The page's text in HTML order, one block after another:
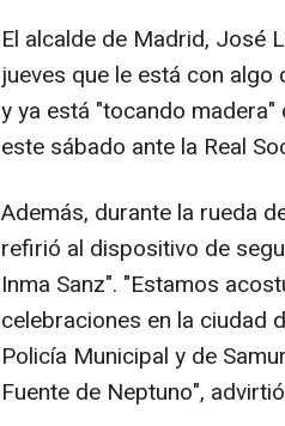
El alcalde de Madrid, José
jueves que le está con
y ya está "tocando
este sábado ante la Real
Además, durante la rueda
refirió al dispositivo de
Inma Sanz". "Estamos
celebraciones en la ciudad
Policía Municipal y de
Fuente de Neptuno",